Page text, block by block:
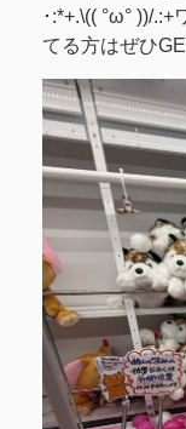
･:*+.\(( °ω° ))/
てる方はぜひ